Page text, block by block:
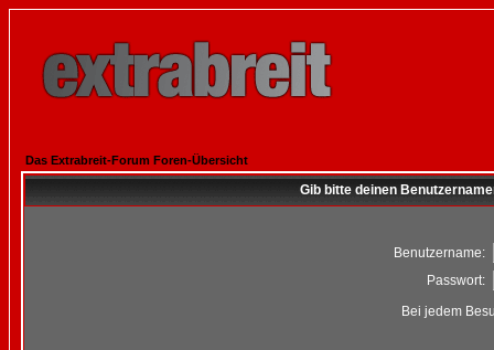
Das Extrabreit-Forum Foren-Übersicht
Gib bitte deinen
Benutzername:
Passwort:
Bei jedem